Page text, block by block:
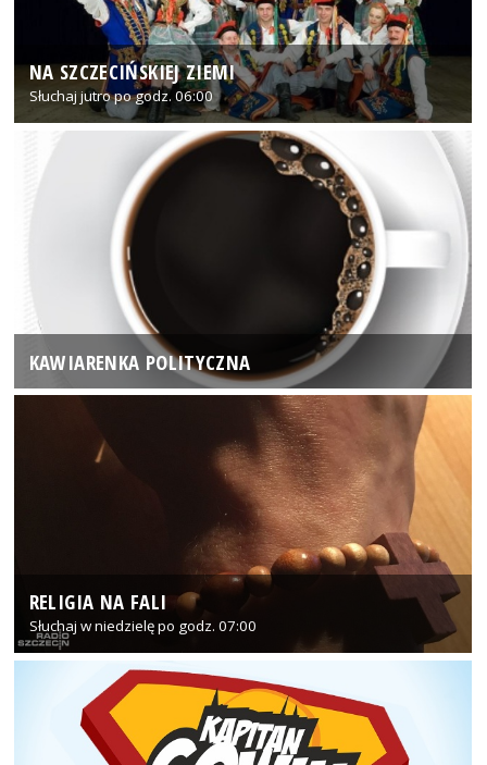
NA SZCZECIŃSKIEJ ZIEMI
Słuchaj jutro po godz. 06:00
KAWIARENKA POLITYCZNA
RELIGIA NA FALI
Słuchaj w niedzielę po godz. 07:00